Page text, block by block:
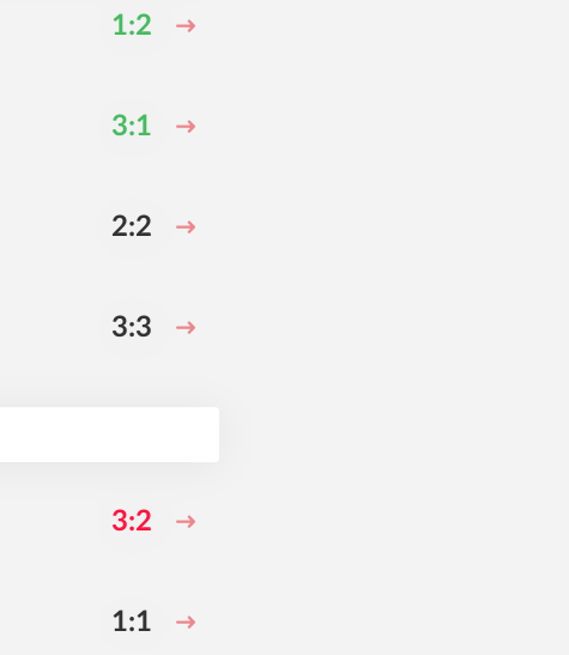
1:2
3:1
2:2
3:3
3:2
1:1